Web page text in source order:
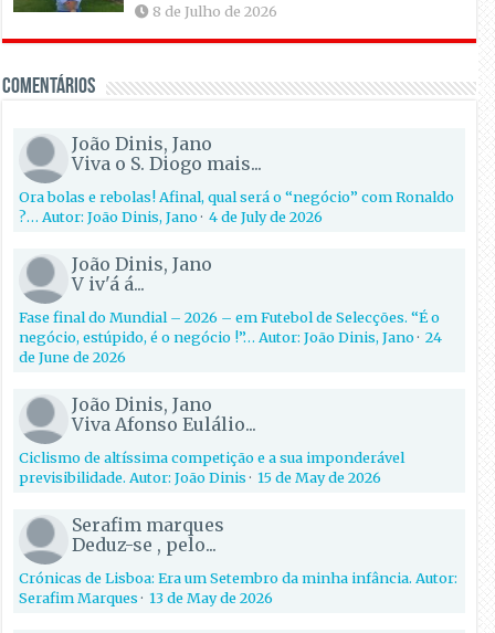
8 de Julho de 2026
Comentários
João Dinis, Jano
Viva o S. Diogo mais...
Ora bolas e rebolas! Afinal, qual será o “negócio” com Ronaldo
?… Autor: João Dinis, Jano·4 de July de 2026
João Dinis, Jano
V iv'á á...
Fase final do Mundial – 2026 – em Futebol de Selecções. “É o
negócio, estúpido, é o negócio !”… Autor: João Dinis, Jano·24
de June de 2026
João Dinis, Jano
Viva Afonso Eulálio...
Ciclismo de altíssima competição e a sua imponderável
previsibilidade. Autor: João Dinis·15 de May de 2026
Serafim marques
Deduz-se , pelo...
Crónicas de Lisboa: Era um Setembro da minha infância. Autor:
Serafim Marques·13 de May de 2026